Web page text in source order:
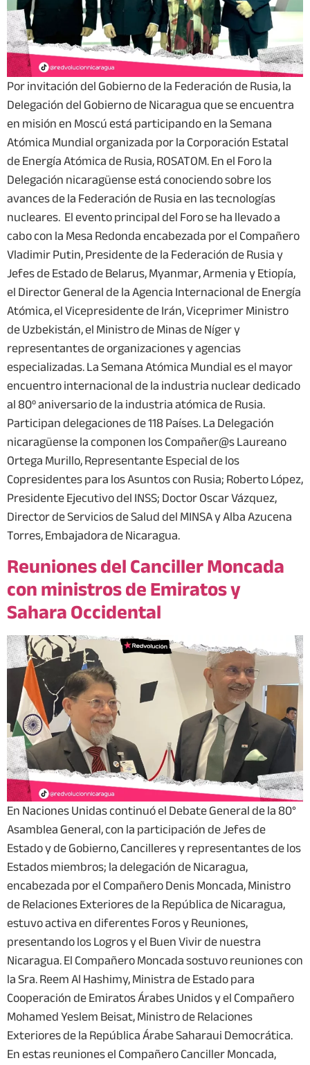
Por invitación del Gobierno de la Federación de Rusia, la
Delegación del Gobierno de Nicaragua que se encuentra
en misión en Moscú está participando en la Semana
Atómica Mundial organizada por la Corporación Estatal
de Energía Atómica de Rusia, ROSATOM. En el Foro la
Delegación nicaragüense está conociendo sobre los
avances de la Federación de Rusia en las tecnologías
nucleares. El evento principal del Foro se ha llevado a
cabo con la Mesa Redonda encabezada por el Compañero
Vladimir Putin, Presidente de la Federación de Rusia y
Jefes de Estado de Belarus, Myanmar, Armenia y Etiopía,
el Director General de la Agencia Internacional de Energía
Atómica, el Vicepresidente de Irán, Viceprimer Ministro
de Uzbekistán, el Ministro de Minas de Níger y
representantes de organizaciones y agencias
especializadas. La Semana Atómica Mundial es el mayor
encuentro internacional de la industria nuclear dedicado
al 80º aniversario de la industria atómica de Rusia.
Participan delegaciones de 118 Países. La Delegación
nicaragüense la componen los Compañer@s Laureano
Ortega Murillo, Representante Especial de los
Copresidentes para los Asuntos con Rusia; Roberto López,
Presidente Ejecutivo del INSS; Doctor Oscar Vázquez,
Director de Servicios de Salud del MINSA y Alba Azucena
Torres, Embajadora de Nicaragua.
Reuniones del Canciller Moncada
con ministros de Emiratos y
Sahara Occidental
En Naciones Unidas continuó el Debate General de la 80°
Asamblea General, con la participación de Jefes de
Estado y de Gobierno, Cancilleres y representantes de los
Estados miembros; la delegación de Nicaragua,
encabezada por el Compañero Denis Moncada, Ministro
de Relaciones Exteriores de la República de Nicaragua,
estuvo activa en diferentes Foros y Reuniones,
presentando los Logros y el Buen Vivir de nuestra
Nicaragua. El Compañero Moncada sostuvo reuniones con
la Sra. Reem Al Hashimy, Ministra de Estado para
Cooperación de Emiratos Árabes Unidos y el Compañero
Mohamed Yeslem Beisat, Ministro de Relaciones
Exteriores de la República Árabe Saharaui Democrática.
En estas reuniones el Compañero Canciller Moncada,